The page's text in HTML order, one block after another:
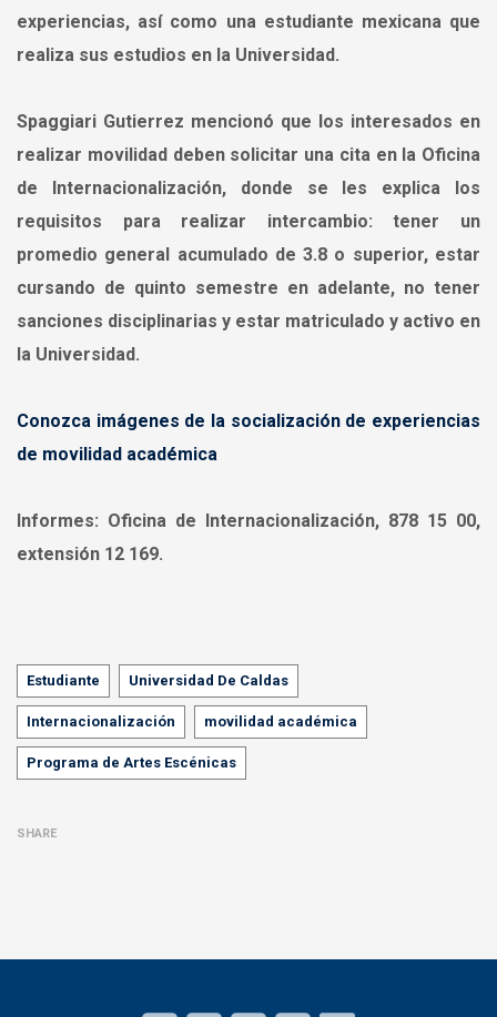
experiencias, así como una estudiante mexicana que
realiza sus estudios en la Universidad.
Spaggiari Gutierrez mencionó que los interesados en
realizar movilidad deben solicitar una cita en la Oficina
de Internacionalización, donde se les explica los
requisitos para realizar intercambio: tener un
promedio general acumulado de 3.8 o superior, estar
cursando de quinto semestre en adelante, no tener
sanciones disciplinarias y estar matriculado y activo en
la Universidad.
Conozca imágenes de la socialización de experiencias
de movilidad académica
Informes: Oficina de Internacionalización, 878 15 00,
extensión 12 169.
Tags
Estudiante Universidad De Caldas
Internacionalización movilidad académica
Programa de Artes Escénicas
SHARE